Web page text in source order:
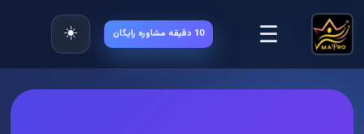
☰
☀️ 10 دقیقه مشاوره رایگان